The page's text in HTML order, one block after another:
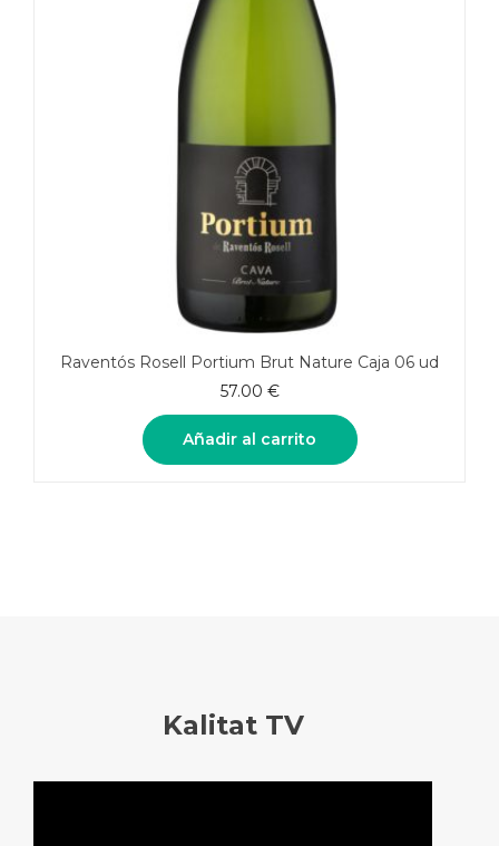
Raventós Rosell Portium Brut Nature Caja 06 ud
57.00 €
Añadir al carrito
Kalitat TV